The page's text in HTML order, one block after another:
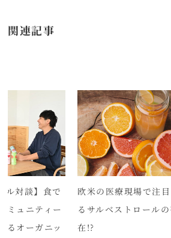
関連記事
ル対談】食で
ミュニティー
るオーガニッ
欧米の医療現場で注
るサルベストロール
在!?